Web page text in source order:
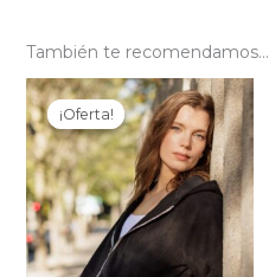
También te recomendamos…
¡Oferta!
¡Oferta!